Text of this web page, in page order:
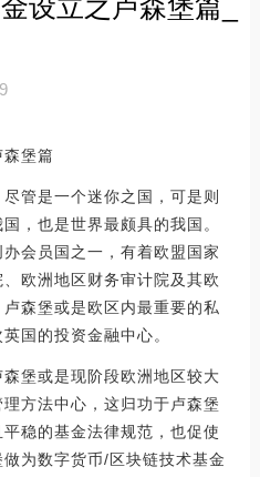
堡篇
管是一个迷你之国，可是则
，也是世界最颇具的我国。
会员国之一，有着欧盟国家
欧洲地区财务审计院及其欧
森堡或是欧区内最重要的私
国的投资金融中心。
堡或是现阶段欧洲地区较大
方法中心，这归功于卢森堡
稳的基金法律规范，也促使
为数字货币/区块链技术基金